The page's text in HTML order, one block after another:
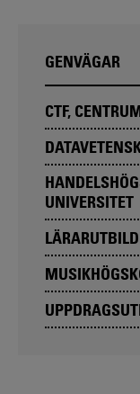
GENVÄGAR
CTF,
UNIVERSITET